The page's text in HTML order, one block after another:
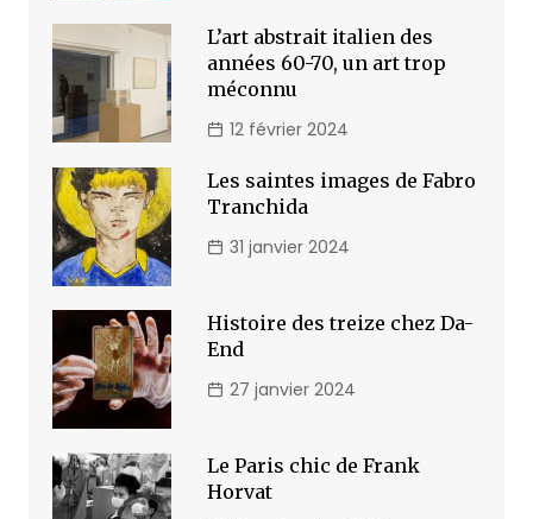
L’art abstrait italien des
années 60-70, un art trop
méconnu
12 février 2024
Les saintes images de Fabro
Tranchida
31 janvier 2024
Histoire des treize chez Da-
End
27 janvier 2024
Le Paris chic de Frank
Horvat